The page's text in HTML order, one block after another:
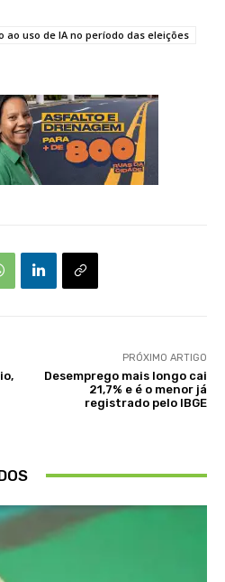
ao uso de IA no período das eleições
PRÓXIMO ARTIGO
Desemprego mais longo cai
21,7% e é o menor já
registrado pelo IBGE